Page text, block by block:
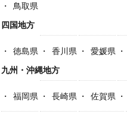
鳥取県
四国地方
徳島県 香川県 愛媛県
九州・沖縄地方
福岡県 長崎県 佐賀県